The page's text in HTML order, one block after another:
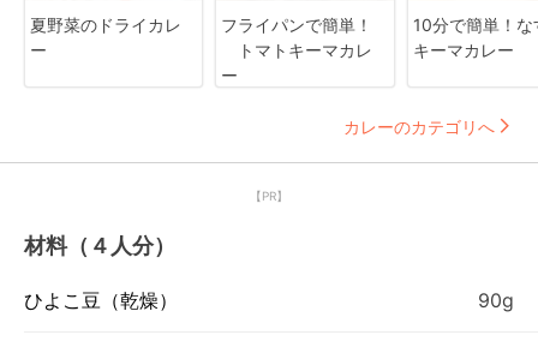
夏野菜のドライカレ
ー
フライパンで簡単！
トマトキーマカレ
ー
10分で簡単！な
キーマカレー
カレーのカテゴリへ
【PR】
材料（４人分）
ひよこ豆（乾燥） 90g